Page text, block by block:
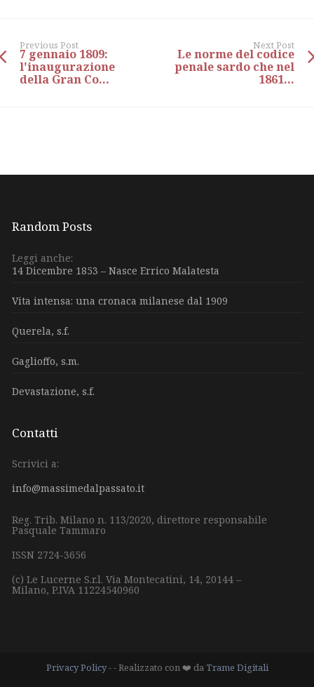
Previous Post
7 gennaio 1809:
l'inaugurazione
della Gran Co...
Next Post
Le norme del codice
penale sardo che nel
1861...
Random Posts
Leggi anche:
14 Dicembre 1853 – Nasce Errico Malatesta
Vita intensa: una cronaca milanese dal 1909
Querela, s.f.
Gaglioffo, s.m.
Devastazione, s.f.
Contatti
Scrivici a:
info@massimedalpassato.it
Reg. Trib. Milano n. 113/2020, direttore responsabile
Pasquale Tammaro
ISSN 2724-3656
(c) Le Lucerne S.r.l. Via Montecatini, 14, 20144 –
Milano, P.IVA 11224540960
Privacy Policy- - Realizzato con ❤️ daTrame Digitali